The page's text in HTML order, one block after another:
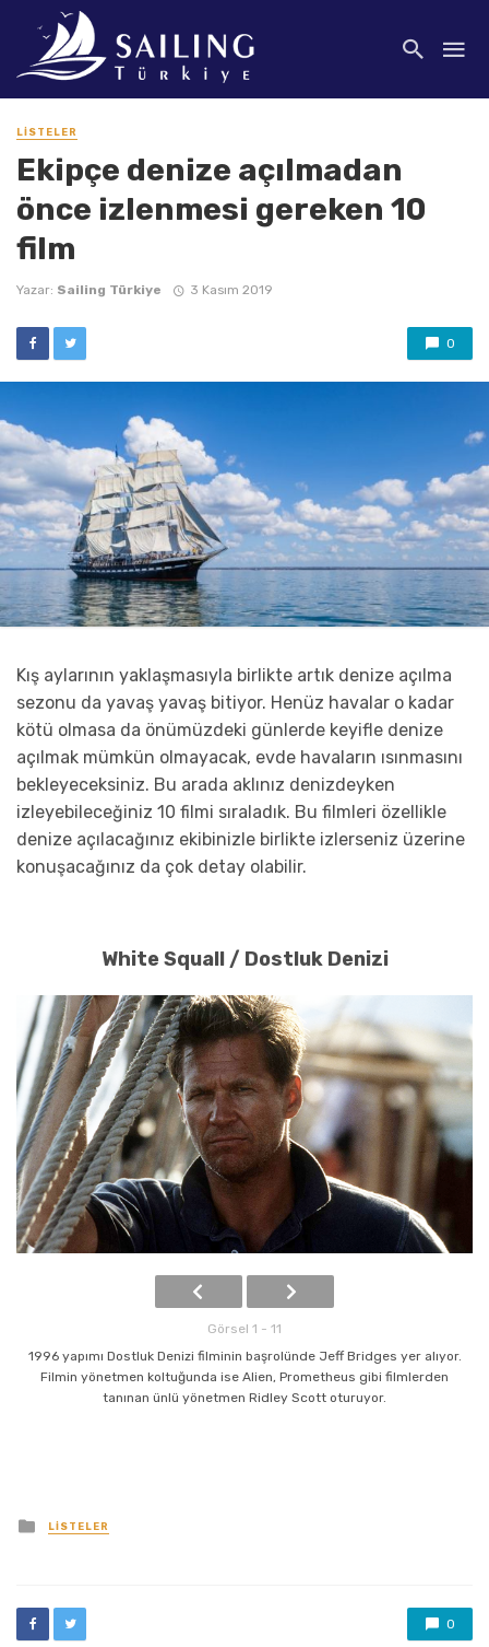
LISTELER
Ekipçe denize açılmadan
önce izlenmesi gereken 10
film
Yazar: Sailing Türkiye 3 Kasım 2019
0
Kış aylarının yaklaşmasıyla birlikte artık denize açılma
sezonu da yavaş yavaş bitiyor. Henüz havalar o kadar
kötü olmasa da önümüzdeki günlerde keyifle denize
açılmak mümkün olmayacak, evde havaların ısınmasını
bekleyeceksiniz. Bu arada aklınız denizdeyken
izleyebileceğiniz 10 filmi sıraladık. Bu filmleri özellikle
denize açılacağınız ekibinizle birlikte izlerseniz üzerine
konuşacağınız da çok detay olabilir.
White Squall / Dostluk Denizi
Görsel 1 - 11
1996 yapımı Dostluk Denizi filminin başrolünde Jeff Bridges yer alıyor.
Filmin yönetmen koltuğunda ise Alien, Prometheus gibi filmlerden
tanınan ünlü yönetmen Ridley Scott oturuyor.
Posted
in
LISTELER
0